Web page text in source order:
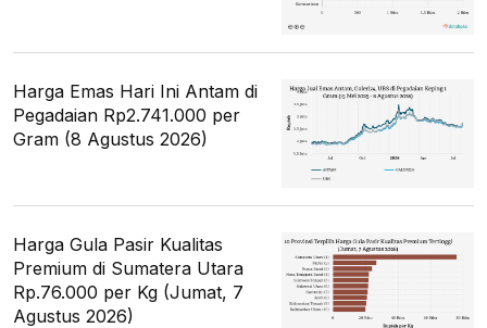
Harga Emas Hari Ini Antam di
Pegadaian Rp2.741.000 per
Gram (8 Agustus 2026)
Harga Gula Pasir Kualitas
Premium di Sumatera Utara
Rp.76.000 per Kg (Jumat, 7
Agustus 2026)